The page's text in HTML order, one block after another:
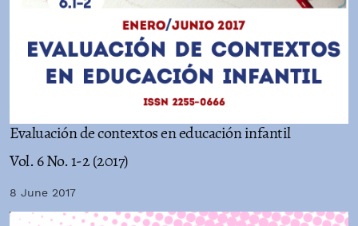
Evaluación de contextos en educación infantil
Vol. 6 No. 1-2 (2017)
8 June 2017